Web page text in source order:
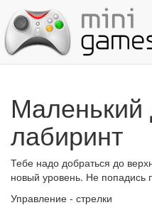
лабиринт
Тебе надо добраться до
новый уровень. Не попадись
Управление - стрелки